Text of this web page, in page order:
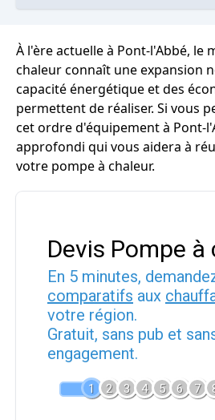
À l'ère actuelle à Pont-l'Abbé, le
chaleur connaît une expansion
capacité énergétique et des
permettent de réaliser. Si vous
cet ordre d'équipement à Pont-
approfondi qui vous aidera à
votre pompe à chaleur.
Devis Pompe à
En 5 minutes,
comparatifs aux
votre région.
Gratuit, sans pub et
engagement.
1 2 3 4 5 6 7